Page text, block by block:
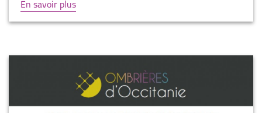
En savoir plus